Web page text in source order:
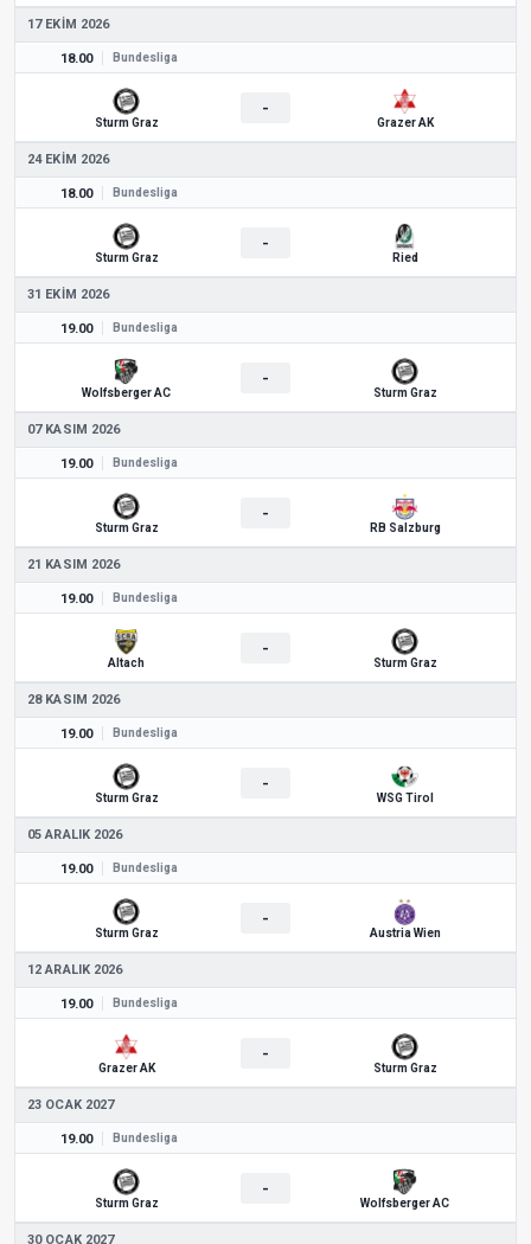
17 EKIM 2026
18.00 Bundesliga
Sturm Graz
-
Grazer AK
24 EKIM 2026
18.00 Bundesliga
Sturm Graz
-
Ried
31 EKIM 2026
19.00 Bundesliga
Wolfsberger AC
-
Sturm Graz
07 KASIM 2026
19.00 Bundesliga
Sturm Graz
-
RB Salzburg
21 KASIM 2026
19.00 Bundesliga
Altach
-
Sturm Graz
28 KASIM 2026
19.00 Bundesliga
Sturm Graz
-
WSG Tirol
05 ARALIK 2026
19.00 Bundesliga
Sturm Graz
-
Austria Wien
12 ARALIK 2026
19.00 Bundesliga
Grazer AK
-
Sturm Graz
23 OCAK 2027
19.00 Bundesliga
Sturm Graz
-
Wolfsberger AC
30 OCAK 2027